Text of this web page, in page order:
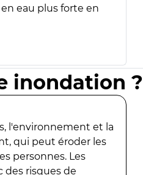
eau plus forte en
inondation ?
l'environnement et la
qui peut éroder les
personnes. Les
des risques de